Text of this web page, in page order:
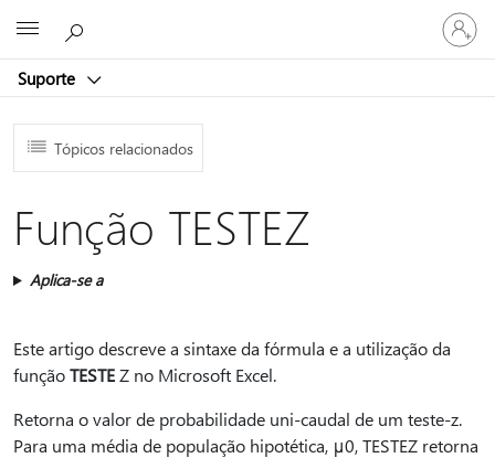
Suporte
Entre
em
sua
Tópicos relacionados
Função TESTEZ
Aplica-se a
Este artigo descreve a sintaxe da fórmula e a utilização da
funçãoTESTEZ no Microsoft Excel.
Retorna o valor de probabilidade uni-caudal de um teste-z.
Para uma média de população hipotética, μ0, TESTEZ retorna